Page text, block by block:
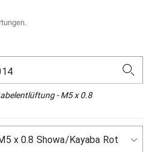
- M5 x 0.8